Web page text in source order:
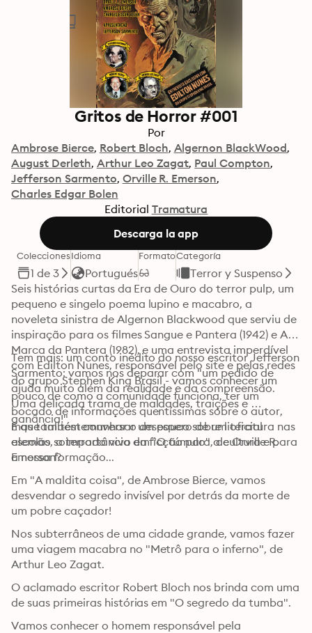
Gritos de Horror #001
Por
Ambrose Bierce Robert Bloch Algernon BlackWood
August Derleth Arthur Leo Zagat Paul Compton
Jefferson Sarmento Orville R. Emerson
Charles Edgar Bolen
Editorial Tramatura
Descarga la app
Colecciones
1 de 3
Idioma
Portugués
FormatoCategoría
Terror y Suspenso
Seis histórias curtas da Era de Ouro do terror pulp, um
pequeno e singelo poema lupino e macabro, a
noveleta sinistra de Algernon Blackwood que serviu de
inspiração para os filmes Sangue e Pantera (1942) e A
Marca da Pantera (1982), e uma entrevista imperdível
com Edilton Nunes, responsável pelo site e pelas redes
do grupo Stephen King Brasil - vamos conhecer um
pouco de como a comunidade funciona, ter um
bocado de informações quentíssimas sobre o autor,
mas também conversar um pouco sobre literatura nas
escolas, a importância da ficção para a cultura e para
a nossa formação... ​
Tem mais: um conto inédito do nosso escritor Jefferson
Sarmento: vamos nos deparar com "um pedido de
ajuda muito além da realidade e da compreensão.
Uma delicada trama de maldades, traições e
ganância!"
E que tal testemunhar o desespero de um oficial
alemão soterrado vivo em "O túmulo", de Orville R.
Emerson?
Em "A maldita coisa", de Ambrose Bierce, vamos
desvendar o segredo invisível por detrás da morte de
um pobre caçador!
Nos subterrâneos de uma cidade grande, vamos fazer
uma viagem macabra no "Metrô para o inferno", de
Arthur Leo Zagat.
O aclamado escritor Robert Bloch nos brinda com uma
de suas primeiras histórias em "O segredo da tumba".
Vamos conhecer o homem responsável pela